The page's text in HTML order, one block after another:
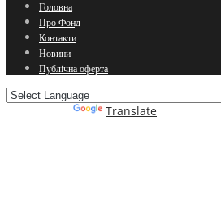
Головна
Про Фонд
Контакти
Новини
Публічна оферта
Translate